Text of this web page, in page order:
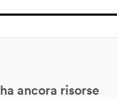
ancora risorse